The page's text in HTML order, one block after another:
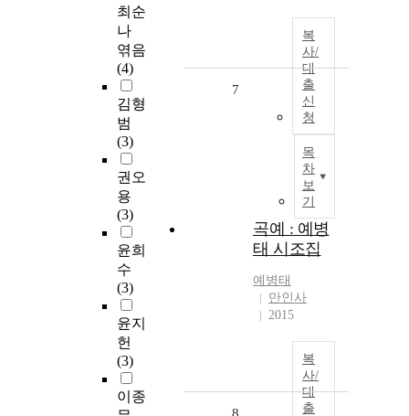
최순
나
엮음
(4)
김형
범
(3)
권오
용
(3)
윤희
수
(3)
윤지
헌
(3)
이종
복
사/
대
출
신
청
목
차
보
기
7
곡예 : 예병
태 시조집
예병태
만인사
2015
복
사/
대
출